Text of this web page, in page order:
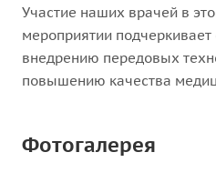
Участие наших врачей в
мероприятии
внедрению передовых
повышению качества
Фотогалерея